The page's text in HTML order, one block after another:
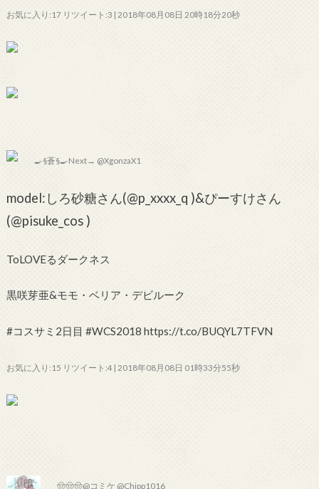
お気に入り:17 リツイート:3 | 2018年08月08日 20時18分20秒
🍳§蒼§🍳Next→ @XgonzaX1
model:しろ砂糖さん(@p_xxxx_q )&ぴーすけさん
(@pisuke_cos )
ToLOVEるダークネス
黒咲芽亜&モモ・ベリア・デビルーク
#コスサミ2日目 #WCS2018 https://t.co/BUQYL7TFVN
お気に入り:15 リツイート:4 | 2018年08月08日 01時33分55秒
🤠🤠🤠@コミケ @Chipp1016